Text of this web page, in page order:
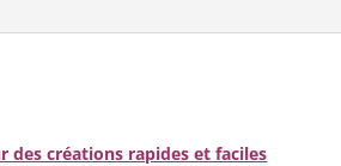
créations rapides et faciles